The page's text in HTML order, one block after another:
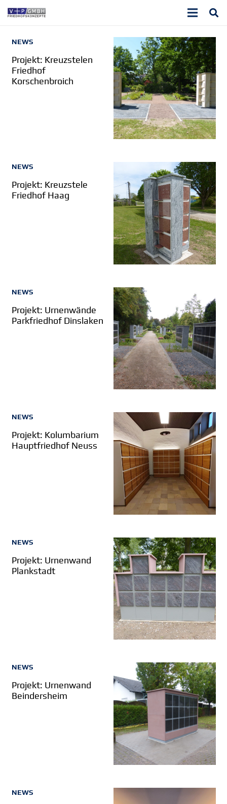
NEWS
Projekt: Kreuzstelen
Friedhof
Korschenbroich
NEWS
Projekt: Kreuzstele
Friedhof Haag
NEWS
Projekt: Urnenwände
Parkfriedhof Dinslaken
NEWS
Projekt: Kolumbarium
Hauptfriedhof Neuss
NEWS
Projekt: Urnenwand
Plankstadt
NEWS
Projekt: Urnenwand
Beindersheim
NEWS